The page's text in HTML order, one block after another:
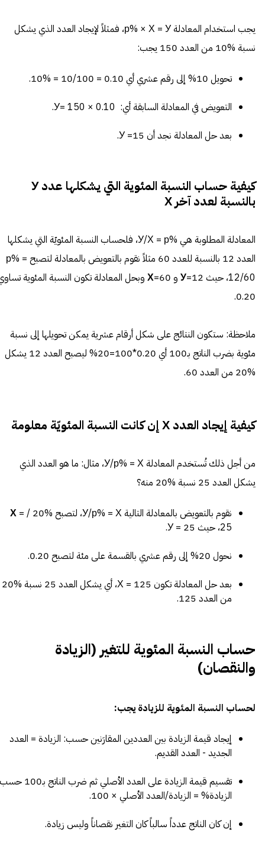
يجب استخدام المعادلة р% × Х = У، فمثلاً لإيجاد العدد الذي يشكل
نسبة %10 من العدد 150 يجب:
تحويل 10% إلى رقم عشري أي 0.10 = 10/100 = %10.
التعويض في المعادلة السابقة أي: У= 150 × 0.10.
بعد حل المعادلة نجد أن 15= У.
كيفية حساب النسبة المئوية التي يشكلها عدد У
بالنسبة لعدد آخر Х
المعادلة المطلوبة هي %У/Х = р، فلحساب النسبة المئويّة التي يشكلها
العدد 12 بالنسبة للعدد 60 مثلاً نقوم بالتعويض بالمعادلة لتصبح р% =
12/60، حيث 12=
У و 60= Х وبحل المعادلة تكون النسبة المئوية
0.20.
ملاحظة: ستكون النتائج على شكل أرقام عشرية يمكن تحويلها إلى نسبة
مئوية بضرب الناتج بـ100 أي 0.20*100=20% ليصبح العدد 12 يشكل
%20 من العدد 60.
كيفية إيجاد العدد Х إن كانت النسبة المئويّة معلومة
من أجل ذلك تُستخدم المعادلة У/р% = Х، مثال: ما هو العدد الذي
يشكل العدد 25 نسبة %20 منه؟
نقوم بالتعويض بالمعادلة التالية У/р% = Х، لتصبح %20 / Х =
25، حيث 25 = У.
نحول 20% إلى رقم عشري بالقسمة على مئة لتصبح 0.20.
بعد حل المعادلة تكون 125 = Х، أي يشكل العدد 25 نسبة %20
من العدد 125.
حساب النسبة المئوية للتغير (الزيادة
والنقصان)
لحساب النسبة المئوية للزيادة يجب:
إيجاد قيمة الزيادة بين العددين المقارَنين حسب: الزيادة = العدد
الجديد - العدد القديم.
تقسيم قيمة الزيادة على العدد الأصلي ثم ضرب
الزيادة% = الزيادة/العدد الأصلي × 100.
إن كان الناتج عدداً سالباً كان التغير نقصاناً وليس زيادة.